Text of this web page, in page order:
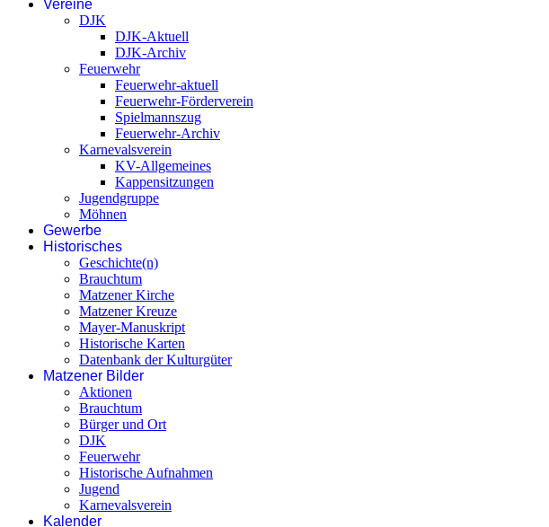
Vereine
DJK
DJK-Aktuell
DJK-Archiv
Feuerwehr
Feuerwehr-aktuell
Feuerwehr-Förderverein
Spielmannszug
Feuerwehr-Archiv
Karnevalsverein
KV-Allgemeines
Kappensitzungen
Jugendgruppe
Möhnen
Gewerbe
Historisches
Geschichte(n)
Brauchtum
Matzener Kirche
Matzener Kreuze
Mayer-Manuskript
Historische Karten
Datenbank der Kulturgüter
Matzener Bilder
Aktionen
Brauchtum
Bürger und Ort
DJK
Feuerwehr
Historische Aufnahmen
Jugend
Karnevalsverein
Kalender